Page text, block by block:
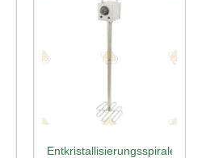
Entkristallisierungsspirale